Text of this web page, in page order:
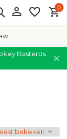
0
Basterds